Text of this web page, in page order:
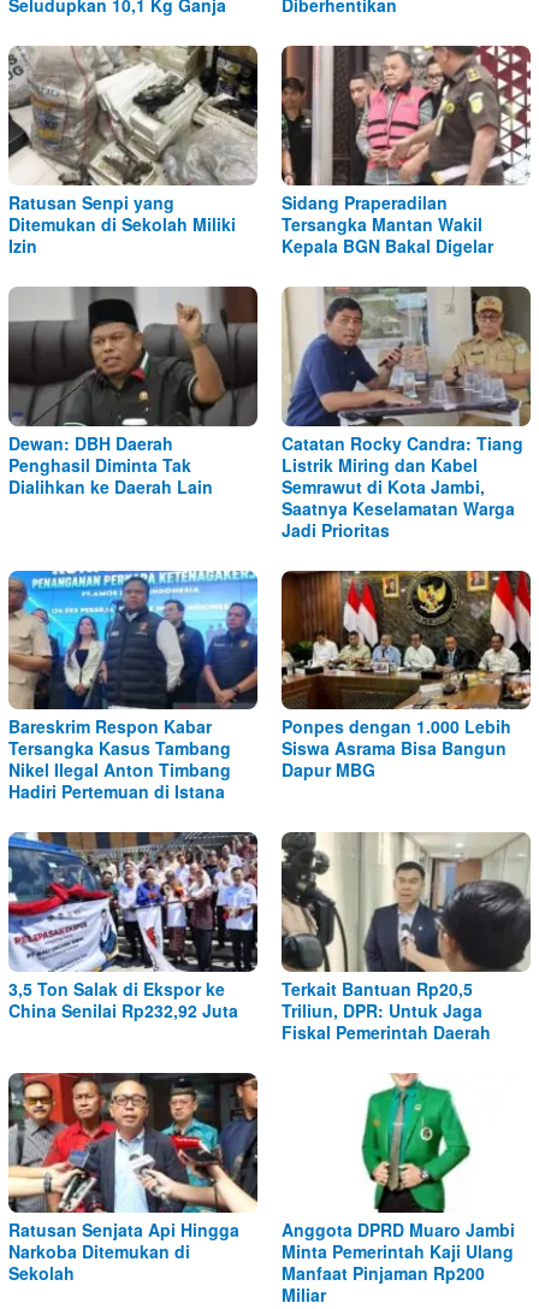
Ratusan Senpi yang
Ditemukan di Sekolah Miliki
Izin
Sidang Praperadilan
Tersangka Mantan Wakil
Kepala BGN Bakal Digelar
Dewan: DBH Daerah
Penghasil Diminta Tak
Dialihkan ke Daerah Lain
Catatan Rocky Candra: Tiang
Listrik Miring dan Kabel
Semrawut di Kota Jambi,
Saatnya Keselamatan Warga
Jadi Prioritas
Bareskrim Respon Kabar
Tersangka Kasus Tambang
Nikel Ilegal Anton Timbang
Hadiri Pertemuan di Istana
Ponpes dengan 1.000 Lebih
Siswa Asrama Bisa Bangun
Dapur MBG
3,5 Ton Salak di Ekspor ke
China Senilai Rp232,92 Juta
Terkait Bantuan Rp20,5
Triliun, DPR: Untuk Jaga
Fiskal Pemerintah Daerah
Ratusan Senjata Api Hingga
Narkoba Ditemukan di
Sekolah
Anggota DPRD Muaro Jambi
Minta Pemerintah Kaji Ulang
Manfaat Pinjaman Rp200
Miliar